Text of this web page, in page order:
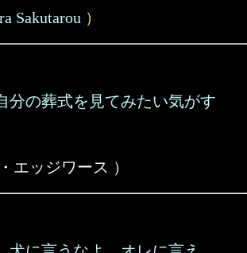
Sakutarou ）
分の葬式を見てみたい気がす
エッジワース ）